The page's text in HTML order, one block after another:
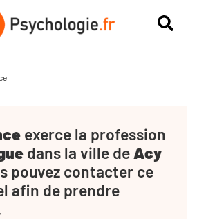
exerce la profession
dans la ville deAcy
pouvez contacter ce
afin de prendre